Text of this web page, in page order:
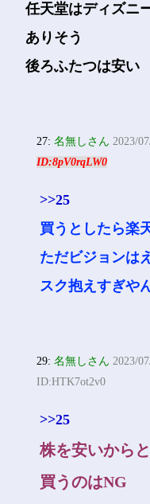
任天堂はディズニ
ありそう
後ろふたつは安い
27:名無しさん 2023/
ID:8pV0rqLW0
>>25
買うとしたら楽
ただビジョンは
スク抱えすぎや
29:名無しさん 2023/
ID:HTK7ot2v0
>>25
株を安いから
買うのはNG